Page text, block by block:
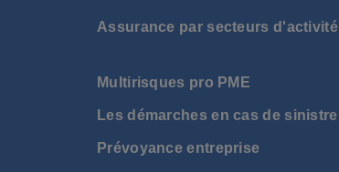
Assurance par secteurs d'activité
Multirisques pro PME
Les démarches en cas de sinistre
Prévoyance entreprise